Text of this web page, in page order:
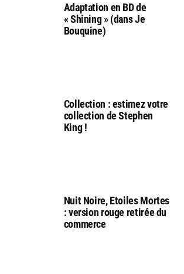
Adaptation en BD de
« Shining » (dans Je
Bouquine)
Collection : estimez votre
collection de Stephen
King !
Nuit Noire, Etoiles Mortes
: version rouge retirée du
commerce